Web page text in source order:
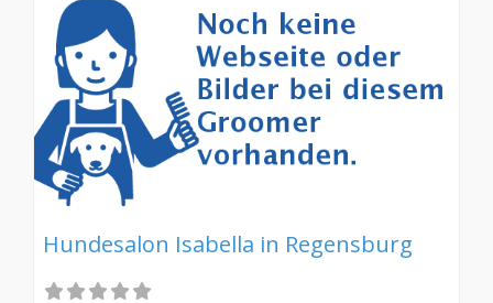
anmelden! Sind Sie Kunde dieses Hundesalons?
Dann teilen Sie Ihre Erfahrungen über die
Kommentarfunktion unten mit anderen
Hundebesitzer/innen!
Hundesalon Isabella in Regensburg